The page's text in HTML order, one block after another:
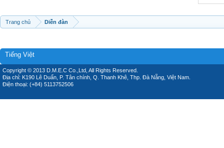
Trang chủ Diễn đàn
Tiếng Việt
Copyright © 2013 D.M.E.C Co.,Ltd, All Rights Reserved.
Địa chỉ: K190 Lê Duẩn, P. Tân chính, Q. Thanh Khê, Thp. Đà Nẵng, Việt Nam.
Điện thoại: (+84) 5113752506